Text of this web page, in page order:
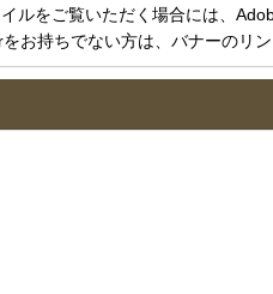
ルをご覧いただく場合には、
お持ちでない方は、バナーのリ